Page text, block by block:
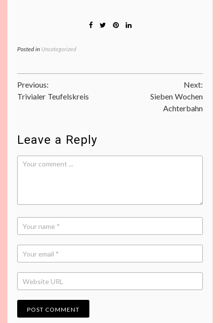
Posted in Uncategorized
Beitragsnavigation
Previous:
Trivialer Teufelskreis
Next:
Sieben Wochen
Achterbahn
Leave a Reply